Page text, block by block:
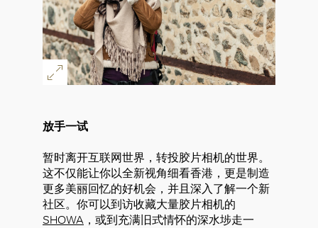
放手一试
暂时离开互联网世界，转投胶片相机的世界。
这不仅能让你以全新视角细看香港，更是制造
更多美丽回忆的好机会，并且深入了解一个新
社区。你可以到访收藏大量胶片相机的
SHOWA ，或到充满旧式情怀的深水埗走一